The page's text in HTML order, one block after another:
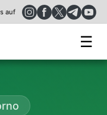
auf
☰